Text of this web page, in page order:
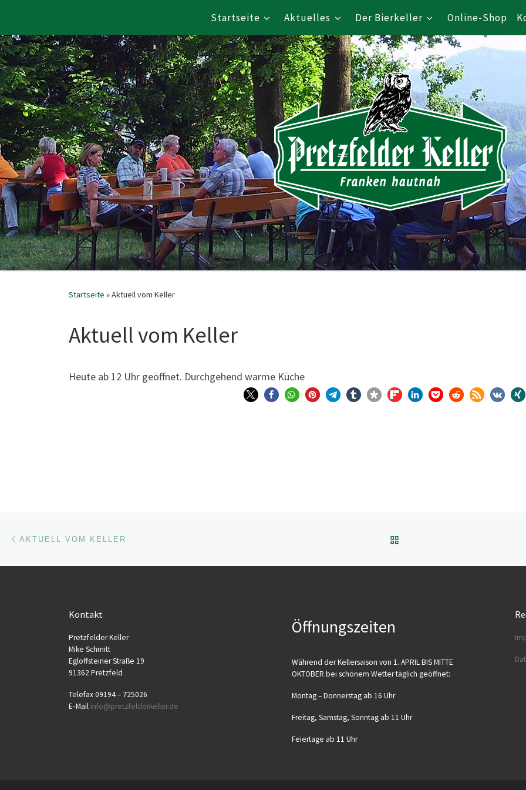
Startseite Aktuelles Der Bierkeller Online-Shop
Startseite »Aktuell vom Keller
Aktuell vom Keller
Heu­te ab 12 Uhr geöff­net. Durch­ge­hend war­me Küche
Beitragsnavigation
AKTUELL VOM KELLER
Kontakt
Pretz­fel­der Keller
Mike Schmitt
Egloff­stei­ner Stra­ße 19
91362 Pretzfeld
Tele­fax 09194 – 725026
E‑Mail info@​pretzfelderkeller.​de
Öffnungszeiten
Wäh­rend der Kel­ler­sai­son von 1. APRIL BIS MITTE
OKTOBER bei schö­nem Wet­ter täg­lich geöffnet:
Mon­tag – Don­ners­tag ab 16 Uhr
Frei­tag, Sams­tag, Sonn­tag ab 11 Uhr
Fei­er­ta­ge ab 11 Uhr